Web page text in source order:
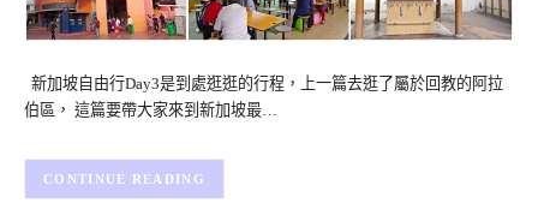
新加坡自由行Day3是到處逛逛的行程，上一篇去逛了屬於回教的阿拉
伯區， 這篇要帶大家來到新加坡最…
CONTINUE READING